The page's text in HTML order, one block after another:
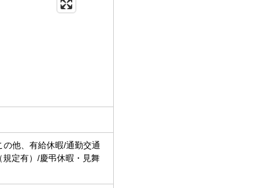
他、有給休暇/通勤交通
定有）/慶弔休暇・見舞